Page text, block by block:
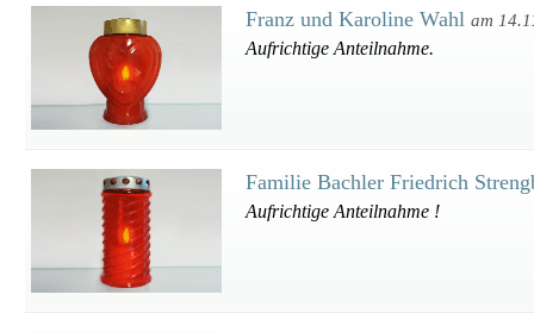
Franz und Karoline Wahl am
Aufrichtige Anteilnahme.
Familie Bachler Friedrich
Aufrichtige Anteilnahme !